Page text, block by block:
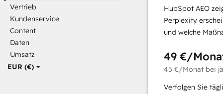
EUR (€)
Vertrieb
Kundenservice
Content
Daten
Umsatz
HubSpot AEO
Perplexity
und welche
49 €/
45 €/Monat bei
Verfolgen Sie